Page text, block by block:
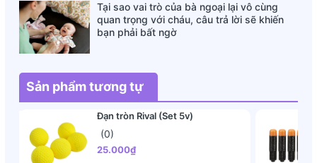
Tại sao vai trò của bà ngoại lại vô cùng
quan trọng với cháu, câu trả lời sẽ khiến
bạn phải bất ngờ
Sản phẩm tương tự
Đạn tròn Rival (Set 5v)
(0)
25.000₫